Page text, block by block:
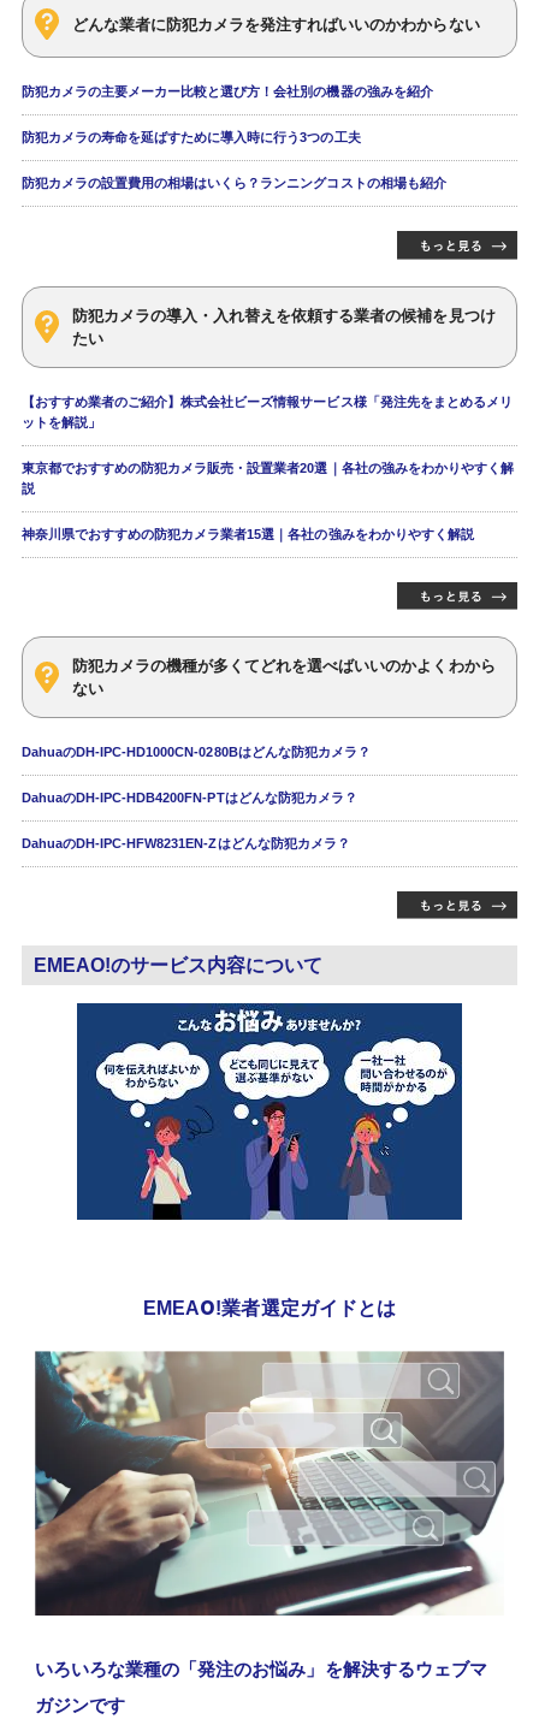
どんな業者に防犯カメラを発注すればいいのかわからない
防犯カメラの主要メーカー比較と選び方！会社別の機器の強みを紹介
防犯カメラの寿命を延ばすために導入時に行う3つの工夫
防犯カメラの設置費用の相場はいくら？ランニングコストの相場も紹介
防犯カメラの導入・入れ替えを依頼する業者の候補を見つけ
たい
【おすすめ業者のご紹介】株式会社ビーズ情報サービス様「発注先をまとめるメリ
ットを解説」
東京都でおすすめの防犯カメラ販売・設置業者20選｜各社の強みをわかりやすく解
説
神奈川県でおすすめの防犯カメラ業者15選｜各社の強みをわかりやすく解説
防犯カメラの機種が多くてどれを選べばいいのかよくわから
ない
DahuaのDH-IPC-HD1000CN-0280Bはどんな防犯カメラ？
DahuaのDH-IPC-HDB4200FN-PTはどんな防犯カメラ？
DahuaのDH-IPC-HFW8231EN-Zはどんな防犯カメラ？
EMEAO!のサービス内容について
EMEAO!業者選定ガイドとは
いろいろな業種の「発注のお悩み」を解決するウェブマ
ガジンです